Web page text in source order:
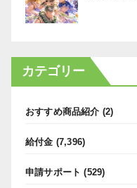
カテゴリー
おすすめ商品紹介 (2)
給付金 (7,396)
申請サポート (529)